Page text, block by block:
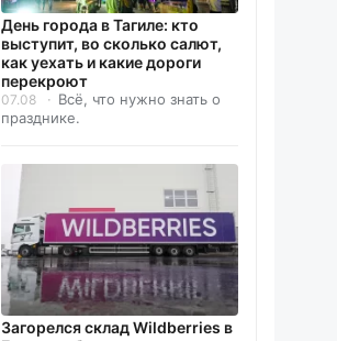
День города в Тагиле: кто
выступит, во сколько салют,
как уехать и какие дороги
перекроют
07.08
Всё, что нужно знать о
празднике.
Загорелся склад Wildberries в